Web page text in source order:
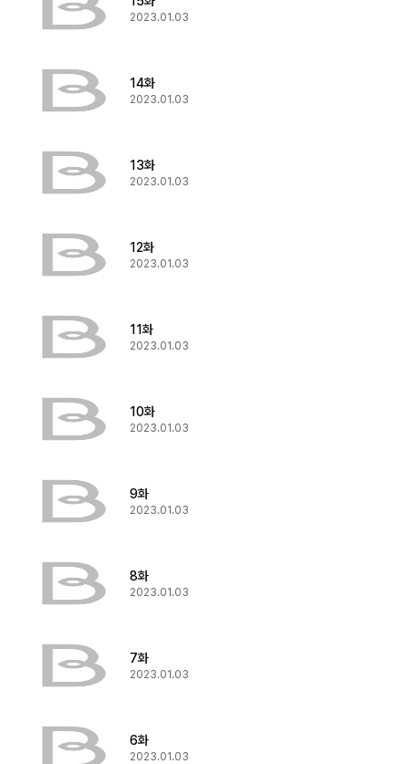
2023.01.03
14화
2023.01.03
13화
2023.01.03
12화
2023.01.03
11화
2023.01.03
10화
2023.01.03
9화
2023.01.03
8화
2023.01.03
7화
2023.01.03
6화
2023.01.03